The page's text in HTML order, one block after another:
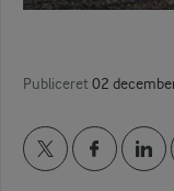
Publiceret 02